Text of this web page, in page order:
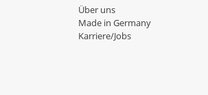
Über uns
Made in Germany
Karriere/Jobs